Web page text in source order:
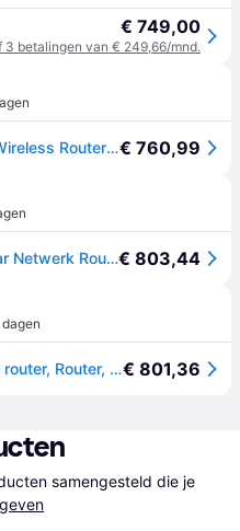
€ 749,00
3 betalingen van € 249,66/mnd.
Netgear Nighthawk 5g Mobile Wireless Router Transparant One Size / EU Plug 220V€ 760,99
NETGEAR Nighthawk M6 Cellular Netwerk Router€ 803,44
Netgear M6 Nighthawk mobiele router, Router, Zwart€ 801,36
samengesteld die je